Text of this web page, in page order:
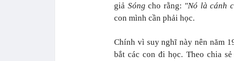
giả Sóng cho rằng: "Nó là cánh
con mình cần phải học.
Chính vì suy nghĩ này nên năm
bắt các con đi học. Theo chia